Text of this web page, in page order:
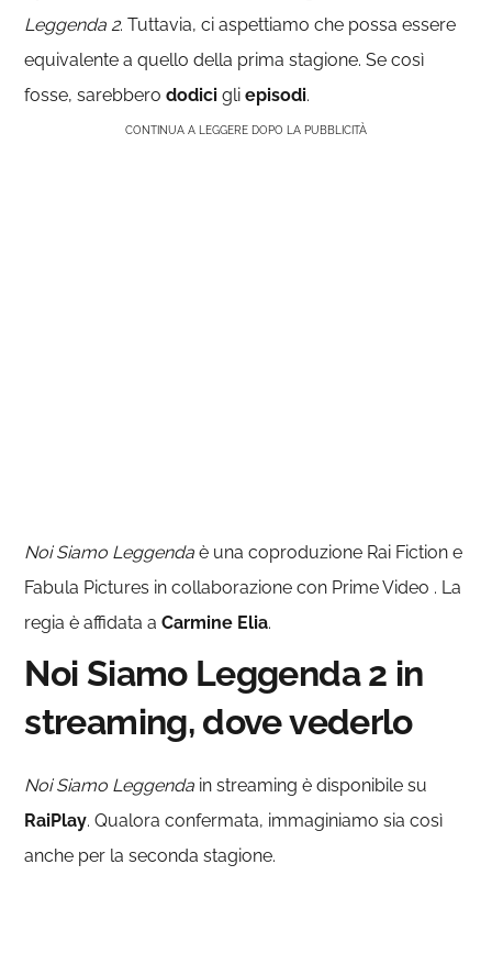
Leggenda 2. Tuttavia, ci aspettiamo che possa essere
equivalente a quello della prima stagione. Se così
fosse, sarebberododici gliepisodi.
CONTINUA A LEGGERE DOPO LA PUBBLICITÀ
Noi Siamo Leggenda è una coproduzione Rai Fiction e
Fabula Pictures in collaborazione con Prime Video . La
regia è affidata aCarmine Elia.
Noi Siamo Leggenda 2 in
streaming, dove vederlo
Noi Siamo Leggenda in streaming è disponibile su
RaiPlay. Qualora confermata, immaginiamo sia così
anche per la seconda stagione.